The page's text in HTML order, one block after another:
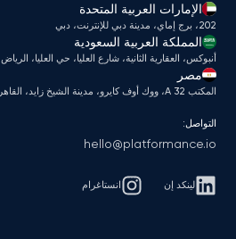
الإمارات العربية المتحدة
202، برج إماي، مدينة دبي للإنترنت، دبي
المملكة العربية السعودية
أنبوكس، العقارية الثانية، شارع العليا، حي العليا، الرياض 12244، المملكة العربية السعودية
مصر
المكتب A 32، ووك أوف كايرو، مدينة الشيخ زايد، القاهرة، مصر
التواصل:
hello@platformance.io
لينكد إن انستاغرام